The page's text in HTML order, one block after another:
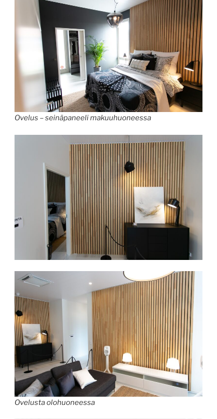
Ovelus – seinäpaneeli makuuhuoneessa
Ovelusta olohuoneessa